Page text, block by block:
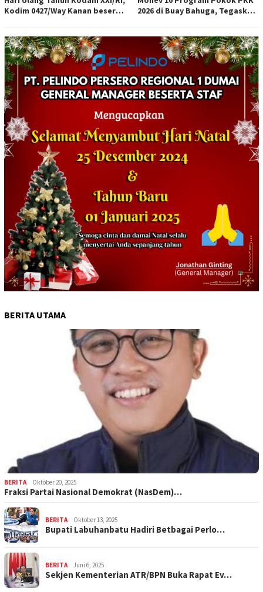
Kodim 0427/Way Kanan beserta
menghadiri kegiatan bakti
kesehatan di Poskesdim
0427/Way Kanan bekerja sama
dengan Puskesmas
Blambangan Umpu
2026 di Buay Bahuga, Tegaskan
dan Gotong Royong
BERITA UTAMA
BERITA Oktober 20, 2025
Fraksi Partai Nasional Demokrat (NasDem)…
BERITA Oktober 13, 2025
Bupati Labuhanbatu Hadiri Betbagai Perlo…
BERITA Juni 6, 2025
Sekjen Kementerian ATR/BPN Buka Rapat Ev…